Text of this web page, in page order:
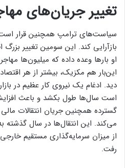
تغییر جریان‌های
سیاست‌های ترامپ همچنین قرار
بازآرایی کند. این سومین تغییر
او بارها وعده داده که میلیون‌ها
این‌بار هم مکزیک، بیشتر از هر
دید. ادغام یک نیروی کار عظیم در
است سال‌ها طول بکشد و باعث
گسترده همچنین جریان انتقالات
از میزان سرمایه‌گذاری مستقیم
رفت.